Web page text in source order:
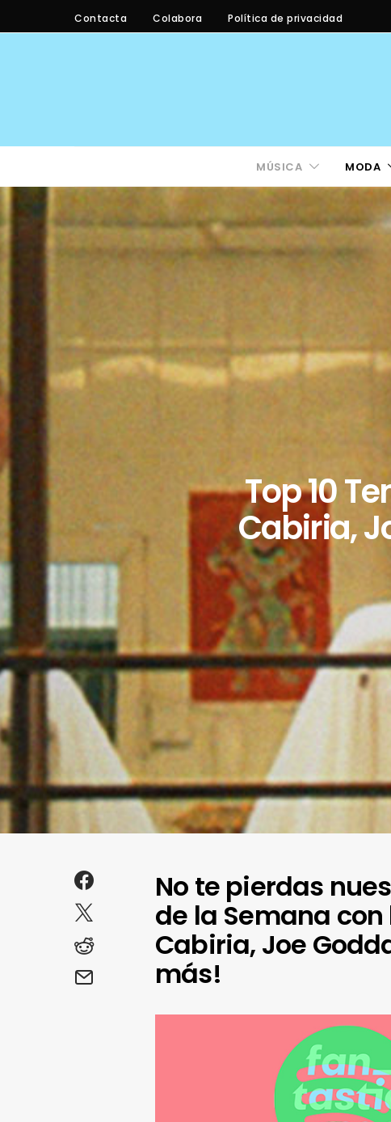
Contacta Colabora Política de privacidad
MÚSICA MODA
Top 10
Cabiria,
No te pierdas
de la Semana con
Cabiria, Joe
más!